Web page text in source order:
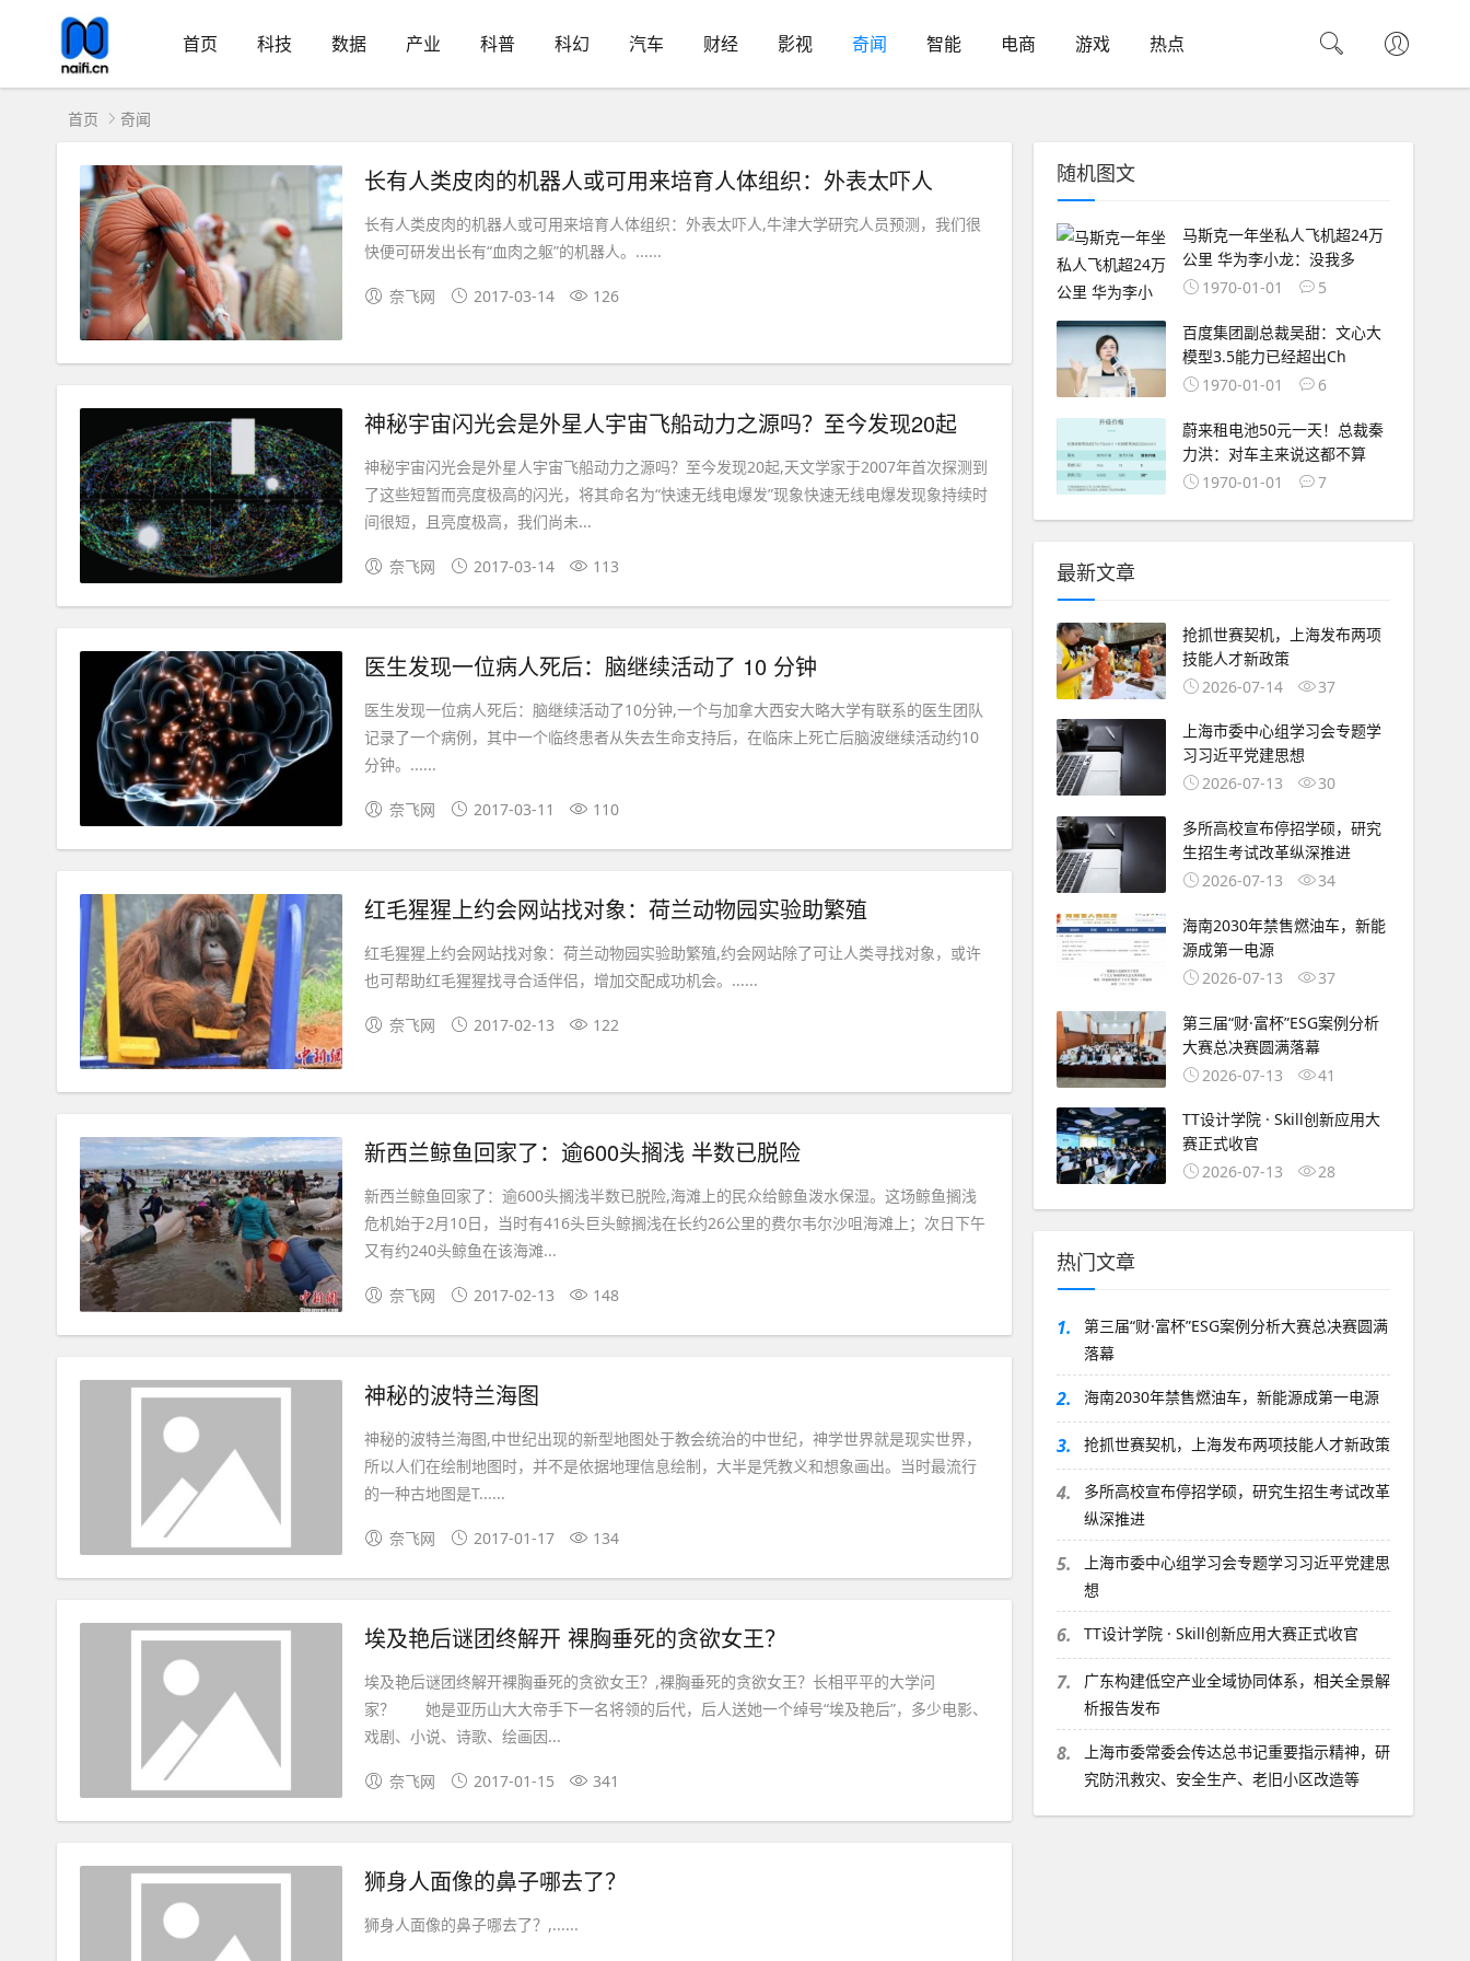
首页 科技 数据 产业 科普 科幻 汽车 财经 影视 奇闻 智能 电商 游戏 热点
首页 奇闻
长有人类皮肉的机器人或可用来培育人体组织：外表太吓人
长有人类皮肉的机器人或可用来培育人体组织：外表太吓人,牛津大学研究人员预测，我们很
快便可研发出长有“血肉之躯”的机器人。......
奈飞网 2017-03-14 126
神秘宇宙闪光会是外星人宇宙飞船动力之源吗？至今发现20起
神秘宇宙闪光会是外星人宇宙飞船动力之源吗？至今发现20起,天文学家于2007年首次探测到
了这些短暂而亮度极高的闪光，将其命名为“快速无线电爆发”现象快速无线电爆发现象持续时
间很短，且亮度极高，我们尚未...
奈飞网 2017-03-14 113
医生发现一位病人死后：脑继续活动了 10 分钟
医生发现一位病人死后：脑继续活动了10分钟,一个与加拿大西安大略大学有联系的医生团队
记录了一个病例，其中一个临终患者从失去生命支持后，在临床上死亡后脑波继续活动约10
分钟。......
奈飞网 2017-03-11 110
红毛猩猩上约会网站找对象：荷兰动物园实验助繁殖
红毛猩猩上约会网站找对象：荷兰动物园实验助繁殖,约会网站除了可让人类寻找对象，或许
也可帮助红毛猩猩找寻合适伴侣，增加交配成功机会。......
奈飞网 2017-02-13 122
新西兰鲸鱼回家了：逾600头搁浅 半数已脱险
新西兰鲸鱼回家了：逾600头搁浅半数已脱险,海滩上的民众给鲸鱼泼水保湿。这场鲸鱼搁浅
危机始于2月10日，当时有416头巨头鲸搁浅在长约26公里的费尔韦尔沙咀海滩上；次日下午
又有约240头鲸鱼在该海滩...
奈飞网 2017-02-13 148
神秘的波特兰海图
神秘的波特兰海图,中世纪出现的新型地图处于教会统治的中世纪，神学世界就是现实世界，
所以人们在绘制地图时，并不是依据地理信息绘制，大半是凭教义和想象画出。当时最流行
的一种古地图是T......
奈飞网 2017-01-17 134
埃及艳后谜团终解开 裸胸垂死的贪欲女王？
埃及艳后谜团终解开裸胸垂死的贪欲女王？,裸胸垂死的贪欲女王？长相平平的大学问
家？ 她是亚历山大大帝手下一名将领的后代，后人送她一个绰号“埃及艳后”，多少电影、
戏剧、小说、诗歌、绘画因...
奈飞网 2017-01-15 341
狮身人面像的鼻子哪去了？
狮身人面像的鼻子哪去了？,......
随机图文
马斯克一年坐私人飞机超24万
公里 华为李小龙：没我多
1970-01-01
5
百度集团副总裁吴甜：文心大
模型3.5能力已经超出Ch
1970-01-01
6
蔚来租电池50元一天！总裁秦
力洪：对车主来说这都不算
1970-01-01
7
最新文章
抢抓世赛契机，上海发布两项
技能人才新政策
2026-07-14
37
上海市委中心组学习会专题学
习习近平党建思想
2026-07-13
30
多所高校宣布停招学硕，研究
生招生考试改革纵深推进
2026-07-13
34
海南2030年禁售燃油车，新能
源成第一电源
2026-07-13
37
第三届“财·富杯”ESG案例分析
大赛总决赛圆满落幕
2026-07-13
41
TT设计学院 · Skill创新应用大
赛正式收官
2026-07-13
28
热门文章
1.
第三届“财·富杯”ESG案例分析大赛总决赛圆满
落幕
2. 海南2030年禁售燃油车，新能源成第一电源
3. 抢抓世赛契机，上海发布两项技能人才新政策
4.
多所高校宣布停招学硕，研究生招生考试改革
纵深推进
5.
上海市委中心组学习会专题学习习近平党建思
想
6. TT设计学院 · Skill创新应用大赛正式收官
7.
广东构建低空产业全域协同体系，相关全景解
析报告发布
8.
上海市委常委会传达总书记重要指示精神，研
究防汛救灾、安全生产、老旧小区改造等